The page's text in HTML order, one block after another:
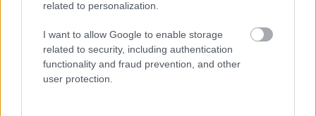
related to personalization.
I want to allow Google to enable storage
related to security, including authentication
functionality and fraud prevention, and other
user protection.